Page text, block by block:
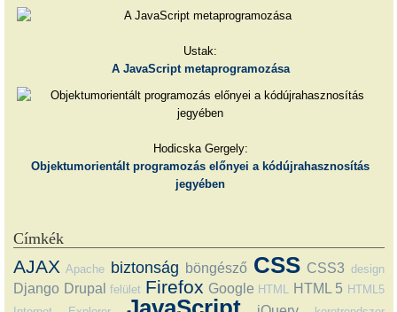
Ustak:
A JavaScript metaprogramozása
Hodicska Gergely:
Objektumorientált programozás előnyei a kódújrahasznosítás
jegyében
Címkék
AJAX Apache biztonság böngésző CSS CSS3 design
Django Drupal felület Firefox Google HTML HTML 5 HTML5